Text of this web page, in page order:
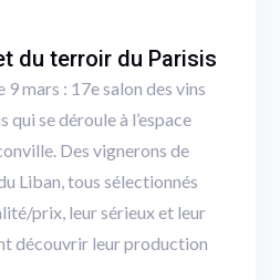
du terroir du Parisis
9 mars : 17e salon des vins
se déroule à l’espace
Des vignerons de
Liban, tous sélectionnés
prix, leur sérieux et leur
découvrir leur production